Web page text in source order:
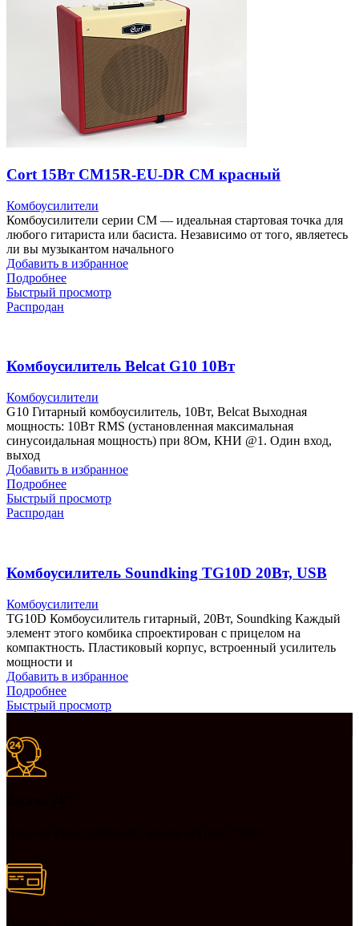
Cort 15Вт CM15R-EU-DR CM красный
Комбоусилители
Комбоусилители серии CM — идеальная стартовая точка для
любого гитариста или басиста. Независимо от того, являетесь
ли вы музыкантом начального
Добавить в избранное
Подробнее
Быстрый просмотр
Распродан
Комбоусилитель Belcat G10 10Вт
Комбоусилители
G10 Гитарный комбоусилитель, 10Вт, Belcat Выходная
мощность: 10Вт RMS (установленная максимальная
синусоидальная мощность) при 8Ом, КНИ @1. Один вход,
выход
Добавить в избранное
Подробнее
Быстрый просмотр
Распродан
Комбоусилитель Soundking TG10D 20Вт, USB
Комбоусилители
TG10D Комбоусилитель гитарный, 20Вт, Soundking Каждый
элемент этого комбика спроектирован с прицелом на
компактность. Пластиковый корпус, встроенный усилитель
мощности и
Добавить в избранное
Подробнее
Быстрый просмотр